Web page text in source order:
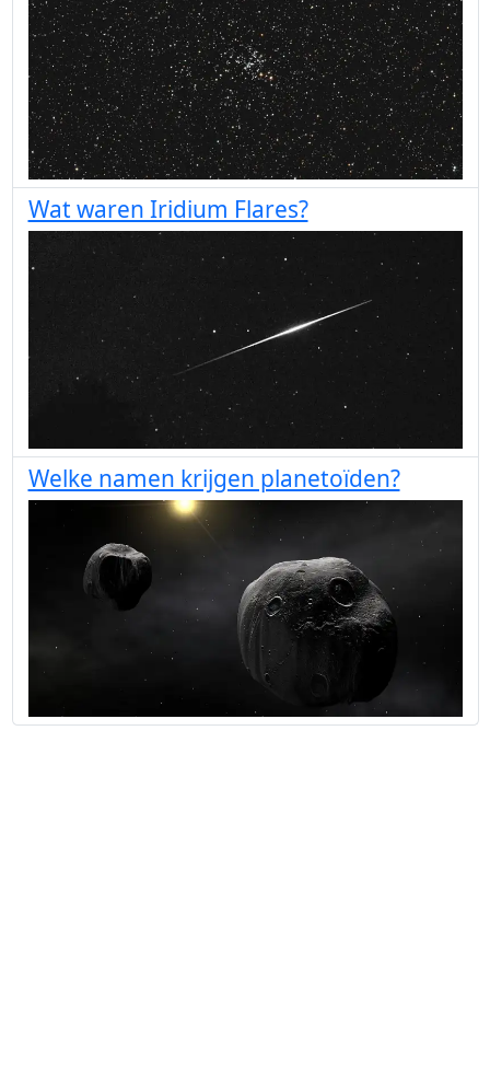
Wat waren Iridium Flares?
Welke namen krijgen planetoïden?